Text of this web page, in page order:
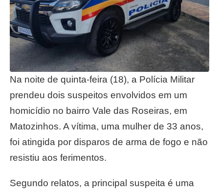
Na noite de quinta-feira (18), a Polícia Militar
prendeu dois suspeitos envolvidos em um
homicídio no bairro Vale das Roseiras, em
Matozinhos. A vítima, uma mulher de 33 anos,
foi atingida por disparos de arma de fogo e não
resistiu aos ferimentos.
Segundo relatos, a principal suspeita é uma